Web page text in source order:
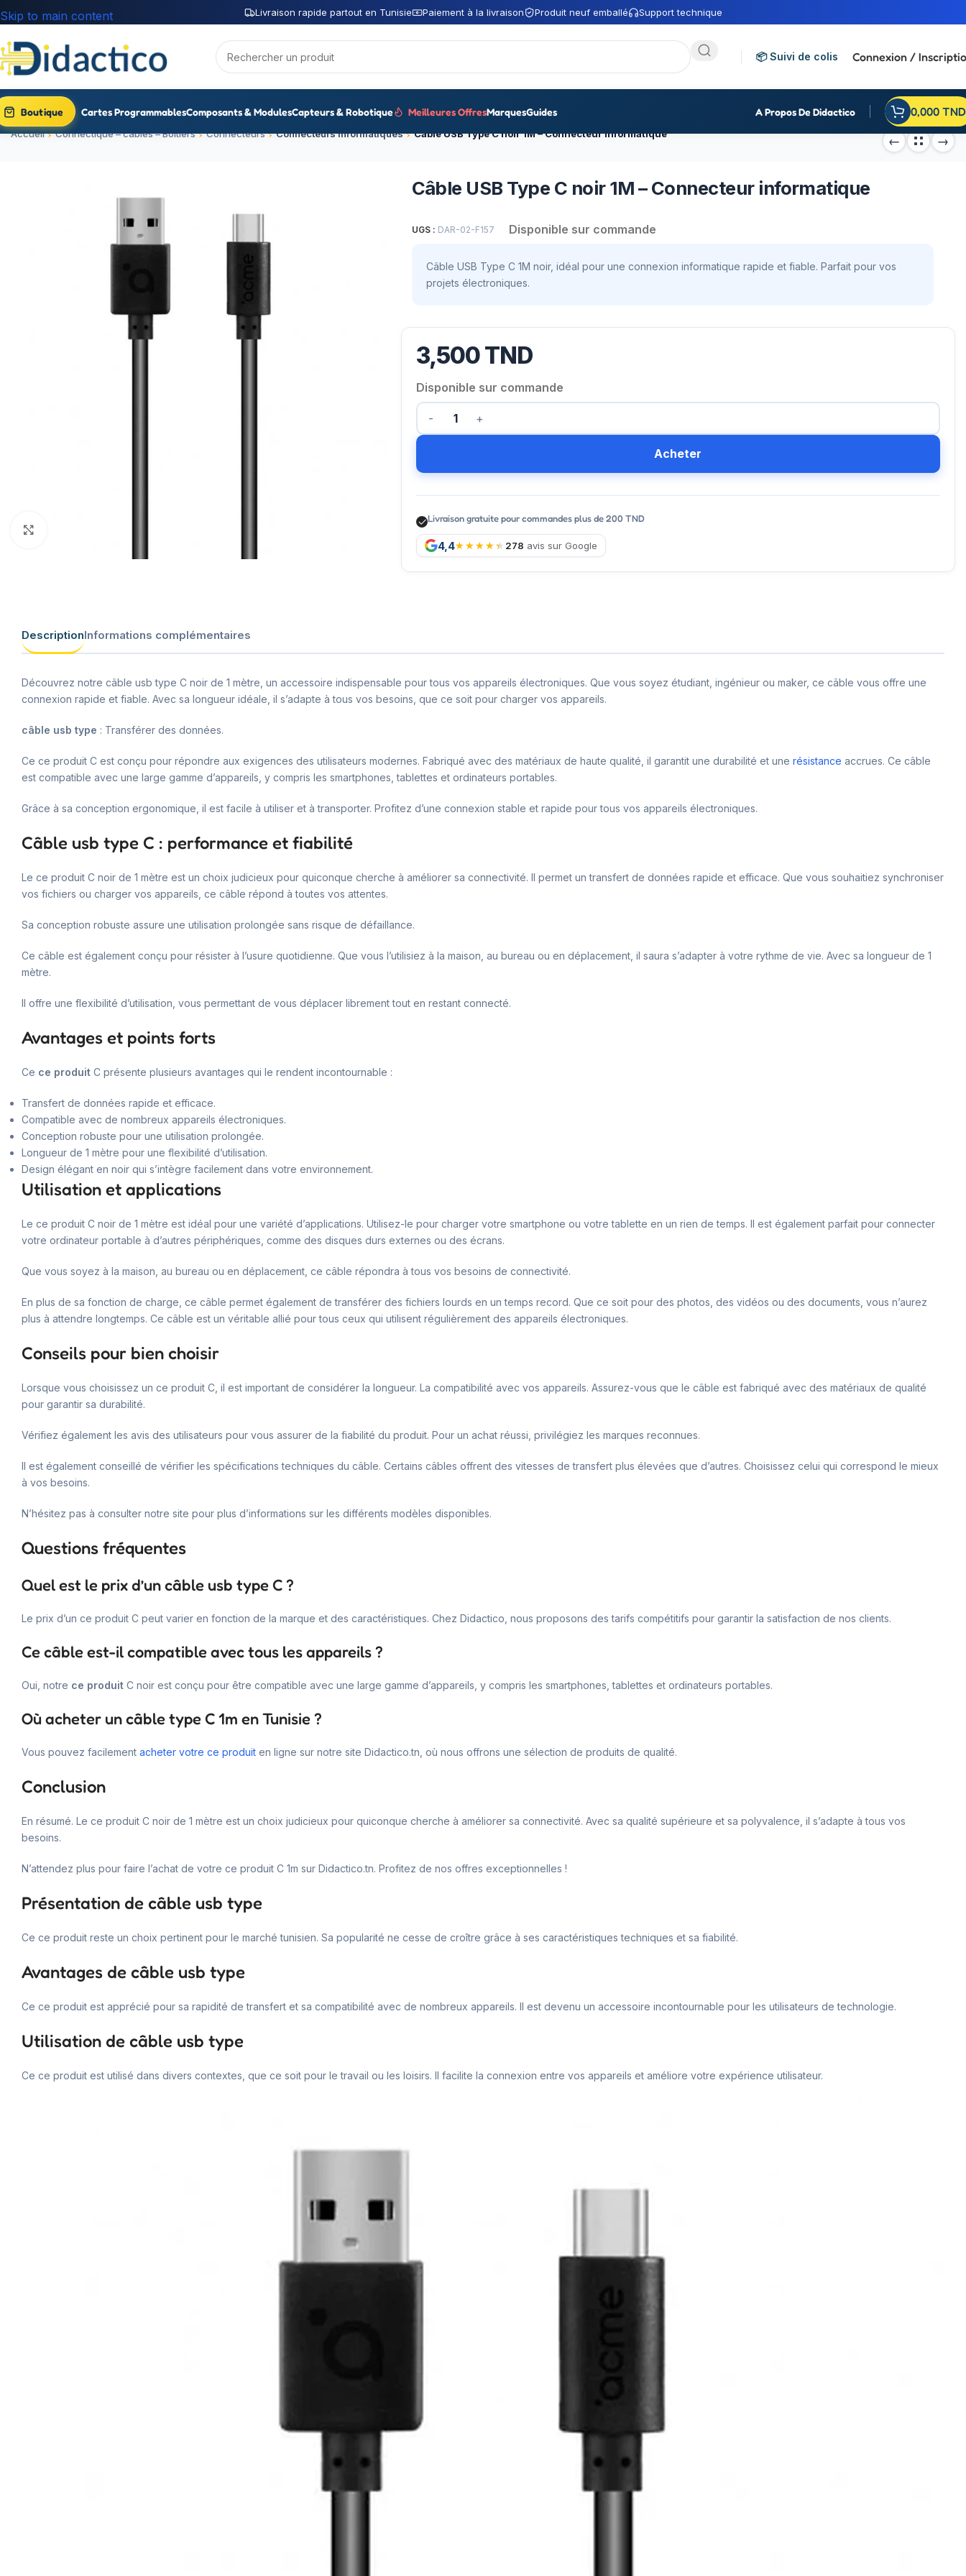
Livraison rapide partout en Tunisie Paiement à la livraison Produit neuf emballé Support technique
Skip to main content
📦 Suivi de colis Connexion /
Boutique Cartes ProgrammablesComposants & ModulesCapteurs & Robotique Meilleures OffresMarquesGuides A Propos De Didactico 0,000 TND
Accueil Connectique – câbles – Boitiers Connecteurs Connecteurs informatiques Câble USB Type C noir 1M – Connecteur informatique
Câble USB Type C noir 1M – Connecteur informatique
UGS : DAR-02-F157 Disponible sur commande
Câble USB Type C 1M noir, idéal pour une connexion informatique rapide et fiable. Parfait pour vos
projets électroniques.
3,500TND
Disponible sur commande
Acheter
Livraison gratuite pour commandes plus de 200 TND
4,4 278 avis sur Google
DescriptionInformations complémentaires
Découvrez notre câble usb type C noir de 1 mètre, un accessoire indispensable pour tous vos appareils électroniques. Que vous soyez étudiant, ingénieur ou maker, ce câble vous offre une
connexion rapide et fiable. Avec sa longueur idéale, il s’adapte à tous vos besoins, que ce soit pour charger vos appareils.
câble usb type : Transférer des données.
Ce ce produit C est conçu pour répondre aux exigences des utilisateurs modernes. Fabriqué avec des matériaux de haute qualité, il garantit une durabilité et une résistance accrues. Ce câble
est compatible avec une large gamme d’appareils, y compris les smartphones, tablettes et ordinateurs portables.
Grâce à sa conception ergonomique, il est facile à utiliser et à transporter. Profitez d’une connexion stable et rapide pour tous vos appareils électroniques.
Câble usb type C : performance et fiabilité
Le ce produit C noir de 1 mètre est un choix judicieux pour quiconque cherche à améliorer sa connectivité. Il permet un transfert de données rapide et efficace. Que vous souhaitiez synchroniser
vos fichiers ou charger vos appareils, ce câble répond à toutes vos attentes.
Sa conception robuste assure une utilisation prolongée sans risque de défaillance.
Ce câble est également conçu pour résister à l’usure quotidienne. Que vous l’utilisiez à la maison, au bureau ou en déplacement, il saura s’adapter à votre rythme de vie. Avec sa longueur de 1
mètre.
Il offre une flexibilité d’utilisation, vous permettant de vous déplacer librement tout en restant connecté.
Avantages et points forts
Ce ce produit C présente plusieurs avantages qui le rendent incontournable :
Transfert de données rapide et efficace.
Compatible avec de nombreux appareils électroniques.
Conception robuste pour une utilisation prolongée.
Longueur de 1 mètre pour une flexibilité d’utilisation.
Design élégant en noir qui s’intègre facilement dans votre environnement.
Utilisation et applications
Le ce produit C noir de 1 mètre est idéal pour une variété d’applications. Utilisez-le pour charger votre smartphone ou votre tablette en un rien de temps. Il est également parfait pour connecter
votre ordinateur portable à d’autres périphériques, comme des disques durs externes ou des écrans.
Que vous soyez à la maison, au bureau ou en déplacement, ce câble répondra à tous vos besoins de connectivité.
En plus de sa fonction de charge, ce câble permet également de transférer des fichiers lourds en un temps record. Que ce soit pour des photos, des vidéos ou des documents, vous n’aurez
plus à attendre longtemps. Ce câble est un véritable allié pour tous ceux qui utilisent régulièrement des appareils électroniques.
Conseils pour bien choisir
Lorsque vous choisissez un ce produit C, il est important de considérer la longueur. La compatibilité avec vos appareils. Assurez-vous que le câble est fabriqué avec des matériaux de qualité
pour garantir sa durabilité.
Vérifiez également les avis des utilisateurs pour vous assurer de la fiabilité du produit. Pour un achat réussi, privilégiez les marques reconnues.
Il est également conseillé de vérifier les spécifications techniques du câble. Certains câbles offrent des vitesses de transfert plus élevées que d’autres. Choisissez celui qui correspond le mieux
à vos besoins.
N’hésitez pas à consulter notre site pour plus d’informations sur les différents modèles disponibles.
Questions fréquentes
Quel est le prix d’un câble usb type C ?
Le prix d’un ce produit C peut varier en fonction de la marque et des caractéristiques. Chez Didactico, nous proposons des tarifs compétitifs pour garantir la satisfaction de nos clients.
Ce câble est-il compatible avec tous les appareils ?
Oui, notre ce produit C noir est conçu pour être compatible avec une large gamme d’appareils, y compris les smartphones, tablettes et ordinateurs portables.
Où acheter un câble type C 1m en Tunisie ?
Vous pouvez facilement acheter votre ce produit en ligne sur notre site Didactico.tn, où nous offrons une sélection de produits de qualité.
Conclusion
En résumé. Le ce produit C noir de 1 mètre est un choix judicieux pour quiconque cherche à améliorer sa connectivité. Avec sa qualité supérieure et sa polyvalence, il s’adapte à tous vos
besoins.
N’attendez plus pour faire l’achat de votre ce produit C 1m sur Didactico.tn. Profitez de nos offres exceptionnelles !
Présentation de câble usb type
Ce ce produit reste un choix pertinent pour le marché tunisien. Sa popularité ne cesse de croître grâce à ses caractéristiques techniques et sa fiabilité.
Avantages de câble usb type
Ce ce produit est apprécié pour sa rapidité de transfert et sa compatibilité avec de nombreux appareils. Il est devenu un accessoire incontournable pour les utilisateurs de technologie.
Utilisation de câble usb type
Ce ce produit est utilisé dans divers contextes, que ce soit pour le travail ou les loisirs. Il facilite la connexion entre vos appareils et améliore votre expérience utilisateur.